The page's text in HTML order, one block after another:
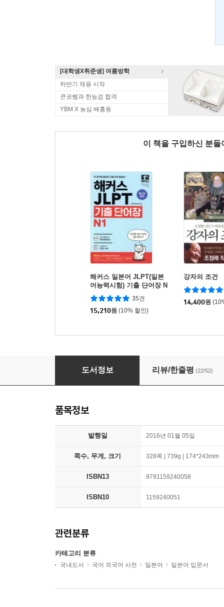
[대학생X취준생] 여름방학
하반기 채용 시작
큰코쌤과 한능검 합격
YBM X 농심 배홍동
이 책을 구입하신 분
해커스 일본어 JLPT(일본
어능력시험) 기출 단어장 N
1
35건
15,210원 (10% 할인)
강자의 조건
14,400원
일본어 무작정 따라하기 심화편
도서정보 리뷰/한줄평 (22/52)
품목정보
발행일 2016년 01월 05일
쪽수, 무게, 크기 328쪽 | 739g | 174*243mm
ISBN13 9791159240058
ISBN10 1159240051
관련분류
카테고리 분류
국내도서 국어 외국어 사전 일본어 일본어 입문서